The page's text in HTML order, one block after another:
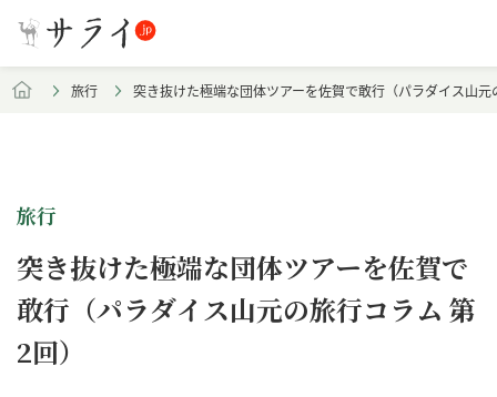
旅行 突き抜けた極端な団体ツアーを佐賀で敢行（パラダイス山
旅行
突き抜けた極端な団体ツアーを佐賀で
敢行（パラダイス山元の旅行コラム 第
2回）